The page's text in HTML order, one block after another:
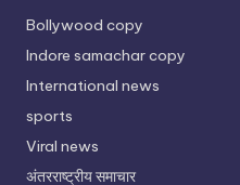
Bollywood copy
Indore samachar copy
International news
sports
Viral news
अंतरराष्ट्रीय समाचार